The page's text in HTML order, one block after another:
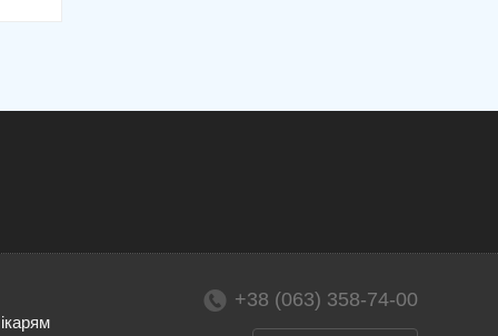
+38 (063) 358-74-00